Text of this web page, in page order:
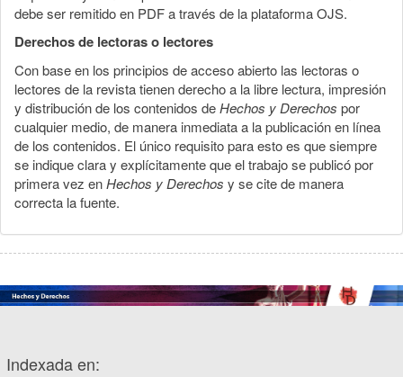
debe ser remitido en PDF a través de la plataforma OJS.
Derechos de lectoras o lectores
Con base en los principios de acceso abierto las lectoras o
lectores de la revista tienen derecho a la libre lectura, impresión
y distribución de los contenidos deHechos y Derechos por
cualquier medio, de manera inmediata a la publicación en línea
de los contenidos. El único requisito para esto es que siempre
se indique clara y explícitamente que el trabajo se publicó por
primera vez enHechos y Derechos y se cite de manera
correcta la fuente.
Indexada en: